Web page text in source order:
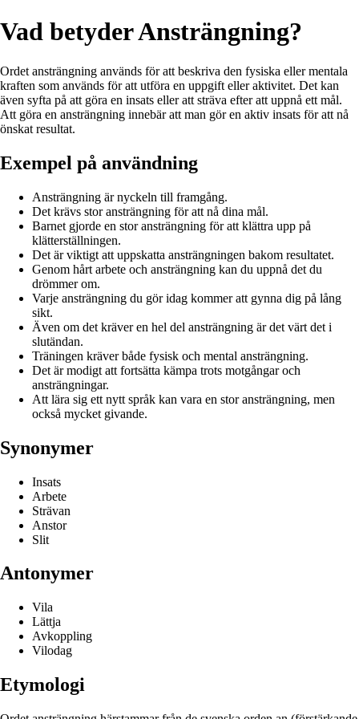
Vad betyder Ansträngning?
Ordet ansträngning används för att beskriva den fysiska eller mentala
kraften som används för att utföra en uppgift eller aktivitet. Det kan
även syfta på att göra en insats eller att sträva efter att uppnå ett mål.
Att göra en ansträngning innebär att man gör en aktiv insats för att nå
önskat resultat.
Exempel på användning
Ansträngning är nyckeln till framgång.
Det krävs stor ansträngning för att nå dina mål.
Barnet gjorde en stor ansträngning för att klättra upp på
klätterställningen.
Det är viktigt att uppskatta ansträngningen bakom resultatet.
Genom hårt arbete och ansträngning kan du uppnå det du
drömmer om.
Varje ansträngning du gör idag kommer att gynna dig på lång
sikt.
Även om det kräver en hel del ansträngning är det värt det i
slutändan.
Träningen kräver både fysisk och mental ansträngning.
Det är modigt att fortsätta kämpa trots motgångar och
ansträngningar.
Att lära sig ett nytt språk kan vara en stor ansträngning, men
också mycket givande.
Synonymer
Insats
Arbete
Strävan
Anstor
Slit
Antonymer
Vila
Lättja
Avkoppling
Vilodag
Etymologi